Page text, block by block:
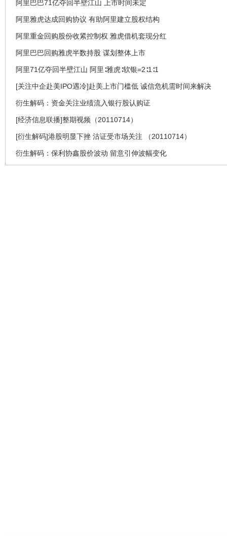
阿里巴巴71亿夺回半壁江山 上市时间未定
阿里雅虎达成回购协议 有助阿里建立股权结构
阿里重金回购股份收紧控制权 雅虎借机套现分红
阿里巴巴回购雅虎半数持股 谋划整体上市
阿里71亿夺回半壁江山 阿里∶雅虎∶软银=2∶1∶1
[关注中企赴美IPO遇冷]赴美上市门槛低 诚信危机需时间来解决
衍生解码：资金关注业绩流入银行股认购证
[经济信息联播]整期视频（20110714）
[衍生解码]港股明显下挫 沽证受市场关注 （20110714）
衍生解码：保利协鑫股价波动 留意引伸波幅变化